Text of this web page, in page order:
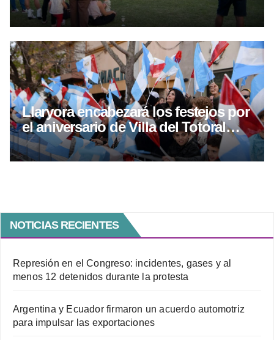
a alojamientos
Llaryora encabezará los festejos por
el aniversario de Villa del Totoral
con obras y una gira por el norte
cordobés
NOTICIAS RECIENTES
Represión en el Congreso: incidentes, gases y al
menos 12 detenidos durante la protesta
Argentina y Ecuador firmaron un acuerdo automotriz
para impulsar las exportaciones